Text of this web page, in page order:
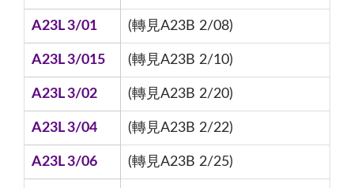
A23L 3/01 (轉見A23B 2/08)
A23L 3/015 (轉見A23B 2/10)
A23L 3/02 (轉見A23B 2/20)
A23L 3/04 (轉見A23B 2/22)
A23L 3/06 (轉見A23B 2/25)